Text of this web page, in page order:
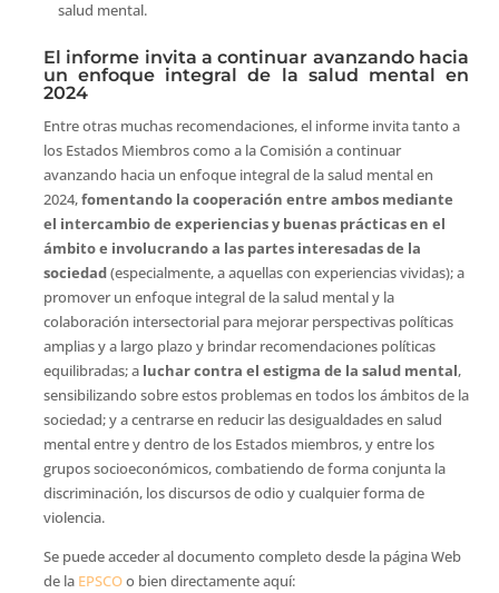
salud mental.
El informe invita a continuar avanzando hacia
un enfoque integral de la salud mental en
2024
Entre otras muchas recomendaciones, el informe invita tanto a
los Estados Miembros como a la Comisión a continuar
avanzando hacia un enfoque integral de la salud mental en
2024,fomentando la cooperación entre ambos mediante
el intercambio de experiencias y buenas prácticas en el
ámbito e involucrando a las partes interesadas de la
sociedad(especialmente, a aquellas con experiencias vividas); a
promover un enfoque integral de la salud mental y la
colaboración intersectorial para mejorar perspectivas políticas
amplias y a largo plazo y brindar recomendaciones políticas
equilibradas; a luchar contra el estigma de la salud mental,
sensibilizando sobre estos problemas en todos los ámbitos de la
sociedad; y a centrarse en reducir las desigualdades en salud
mental entre y dentro de los Estados miembros, y entre los
grupos socioeconómicos, combatiendo de forma conjunta la
discriminación, los discursos de odio y cualquier forma de
violencia.
Se puede acceder al documento completo desde la página Web
de la EPSCOo bien directamente aquí: